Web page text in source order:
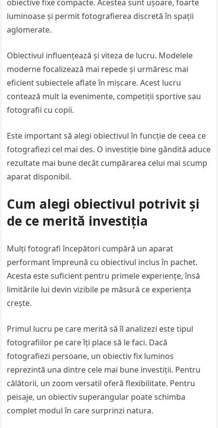
obiective fixe compacte. Acestea sunt ușoare, foarte
luminoase și permit fotografierea discretă în spații
aglomerate.
Obiectivul influențează și viteza de lucru. Modelele
moderne focalizează mai repede și urmăresc mai
eficient subiectele aflate în mișcare. Acest lucru
contează mult la evenimente, competiții sportive sau
fotografii cu copii.
Este important să alegi obiectivul în funcție de ceea ce
fotografiezi cel mai des. O investiție bine gândită aduce
rezultate mai bune decât cumpărarea celui mai scump
aparat disponibil.
Cum alegi obiectivul potrivit și
de ce merită investiția
Mulți fotografi începători cumpără un aparat
performant împreună cu obiectivul inclus în pachet.
Acesta este suficient pentru primele experiențe, însă
limitările lui devin vizibile pe măsură ce experiența
crește.
Primul lucru pe care merită să îl analizezi este tipul
fotografiilor pe care îți place să le faci. Dacă
fotografiezi persoane, un obiectiv fix luminos
reprezintă una dintre cele mai bune investiții. Pentru
călătorii, un zoom versatil oferă flexibilitate. Pentru
peisaje, un obiectiv superangular poate schimba
complet modul în care surprinzi natura.